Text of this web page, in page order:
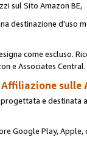
sul Sito Amazon BE,
destinazione d'uso
come escluso.
e Associates Central.
e
Google Play, Apple,